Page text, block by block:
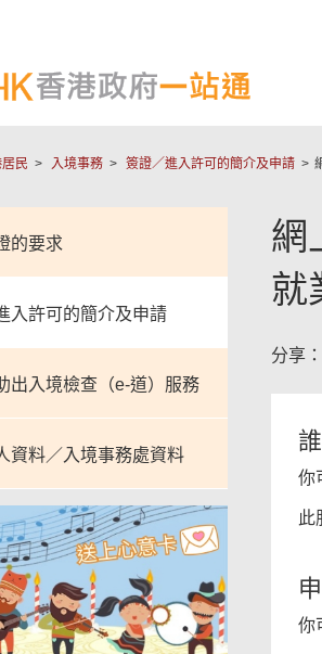
民 入境事務 簽證／進入許可的簡介及申請
的要求
入許可的簡介及申請
出入境檢查（e-道）服務
資料／入境事務處資料
網
就
分享：
你
此
你
有
助
嗎？